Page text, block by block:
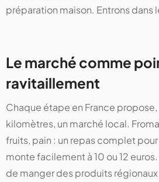
préparation maison. Entrons dans
Le marché comme
ravitaillement
Chaque étape en France
kilomètres, un marché local.
fruits, pain : un repas complet
monte facilement à 10 ou 12
de manger des produits